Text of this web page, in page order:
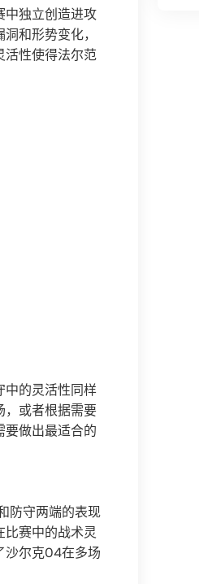
中独立创造进攻
和形势变化，
活性使得法尔范
中的灵活性同样
，或者根据需要
要做出最适合的
防守两端的表现
赛中的战术灵
沙尔克04在多场